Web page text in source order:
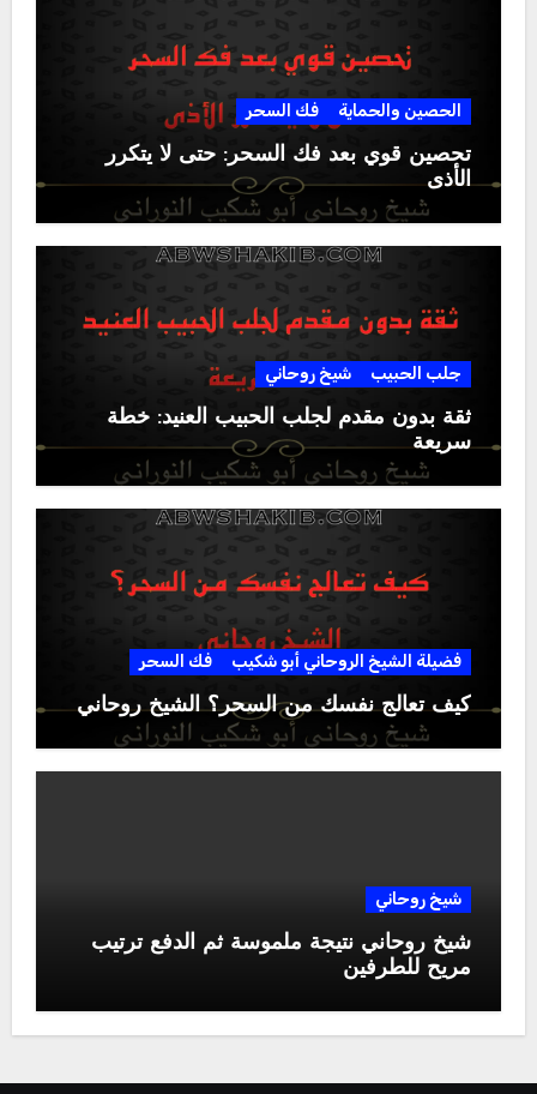
الحصين والحماية فك السحر
تحصين قوي بعد فك السحر: حتى لا يتكرر
الأذى
جلب الحبيب شيخ روحاني
ثقة بدون مقدم لجلب الحبيب العنيد: خطة
سريعة
فضيلة الشيخ الروحاني أبو شكيب فك السحر
كيف تعالج نفسك من السحر؟ الشيخ روحاني
شيخ روحاني
شيخ روحاني نتيجة ملموسة ثم الدفع ترتيب
مريح للطرفين